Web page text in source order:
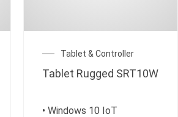
Tablet & Controller
Tablet Rugged SRT10W
• Windows 10 IoT